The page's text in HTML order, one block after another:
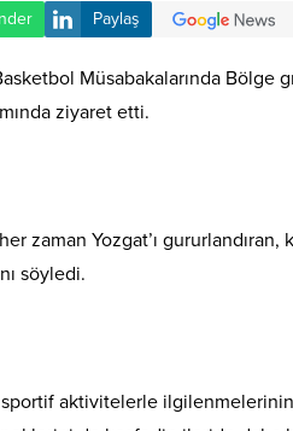
Paylaş
Basketbol Müsabakalarında
ziyaret etti.
zaman Yozgat’ı
söyledi.
aktivitelerle ilgilenmelerinin